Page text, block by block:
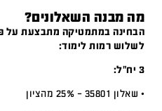
מה מבנה השאלונים?
הבחינה במתמטיקה מתבצעת על
לשלוש רמות לימוד:
3 יח”ל:
• שאלון 35801 – 25% מהציון